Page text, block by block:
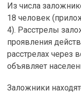
Из числа
18 человек
4). Расстрелы
проявления
расстрелах через
объявляет
Заложники